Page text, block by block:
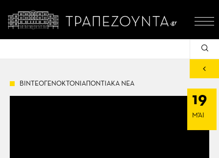
ΒΙΝΤΕΟΓΕΝΟΚΤΟΝΙΑΠΟΝΤΙΑΚΑ ΝΕΑ
19
ΜΆΙ